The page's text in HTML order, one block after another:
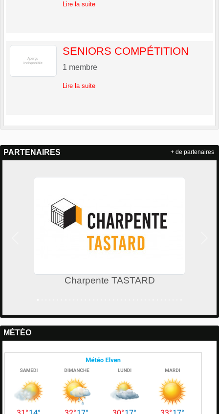
Lire la suite
SENIORS COMPÉTITION
1 membre
Lire la suite
PARTENAIRES
Charpente TASTARD
+ de partenaires
MÉTÉO